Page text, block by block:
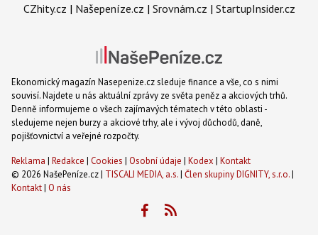
CZhity.cz | Našepeníze.cz | Srovnám.cz | StartupInsider.cz
Ekonomický magazín Nasepenize.cz sleduje finance a vše, co s nimi
souvisí. Najdete u nás aktuální zprávy ze světa peněz a akciových trhů.
Denně informujeme o všech zajímavých tématech v této oblasti -
sledujeme nejen burzy a akciové trhy, ale i vývoj důchodů, daně,
pojišťovnictví a veřejné rozpočty.
Reklama | Redakce | Cookies | Osobní údaje | Kodex | Kontakt
© 2026 NašePeníze.cz | TISCALI MEDIA, a.s.| Člen skupiny DIGNITY, s.r.o.|
Kontakt| O nás